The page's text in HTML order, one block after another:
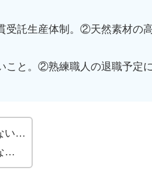
託生産体制。②天然素材の
と。②熟練職人の退職予定
い…
…